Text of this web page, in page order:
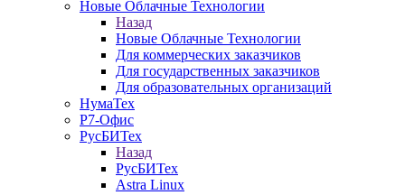
Новые Облачные Технологии
Назад
Новые Облачные Технологии
Для коммерческих заказчиков
Для государственных заказчиков
Для образовательных организаций
НумаТех
Р7-Офис
РусБИТех
Назад
РусБИТех
Astra Linux